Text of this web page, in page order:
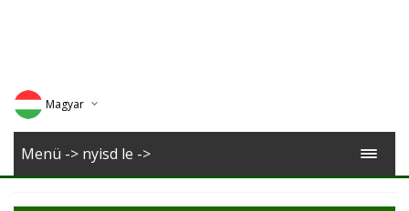
Magyar
Deutsch
Menü -> nyisd le ->